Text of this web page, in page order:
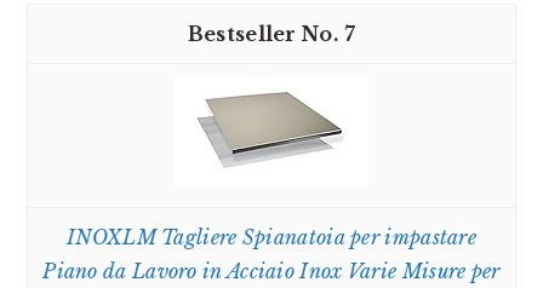
7
INOXLM Tagliere Spianatoia per impastare
Piano da Lavoro in Acciaio Inox Varie Misure per